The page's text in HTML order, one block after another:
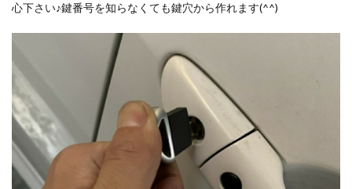
心下さい♪鍵番号を知らなくても鍵穴から作れます(^^)